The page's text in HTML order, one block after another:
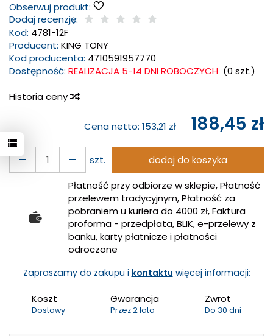
Obserwuj produkt:
Dodaj recenzję:
Kod: 4781-12F
Producent: KING TONY
Kod producenta: 4710591957770
Dostępność: REALIZACJA 5-14 DNI ROBOCZYCH (0 szt.)
Historia ceny
Cena netto: 153,21 zł 188,45 zł
szt.
dodaj do koszyka
Płatność przy odbiorze w sklepie, Płatność
przelewem tradycyjnym, Płatność za
pobraniem u kuriera do 4000 zł, Faktura
proforma - przedpłata, BLIK, e-przelewy z
banku, karty płatnicze i płatności
odroczone
Zapraszamy do zakupu i kontaktu więcej informacji:
Koszt
Dostawy
Gwarancja
Przez 2 lata
Zwrot
Do 30 dni